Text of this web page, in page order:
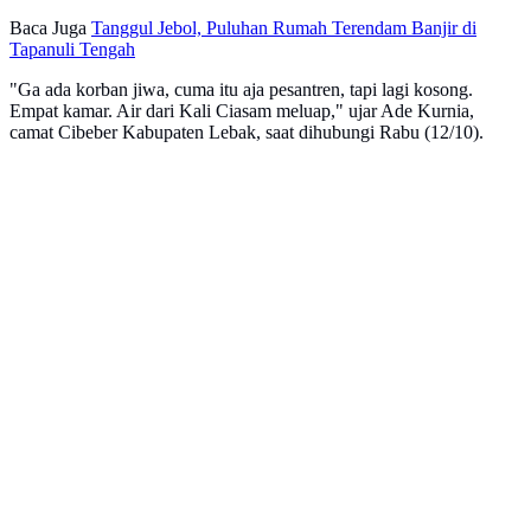
Baca Juga Tanggul Jebol, Puluhan Rumah Terendam Banjir di
Tapanuli Tengah
"Ga ada korban jiwa, cuma itu aja pesantren, tapi lagi kosong.
Empat kamar. Air dari Kali Ciasam meluap," ujar Ade Kurnia,
camat Cibeber Kabupaten Lebak, saat dihubungi Rabu (12/10).